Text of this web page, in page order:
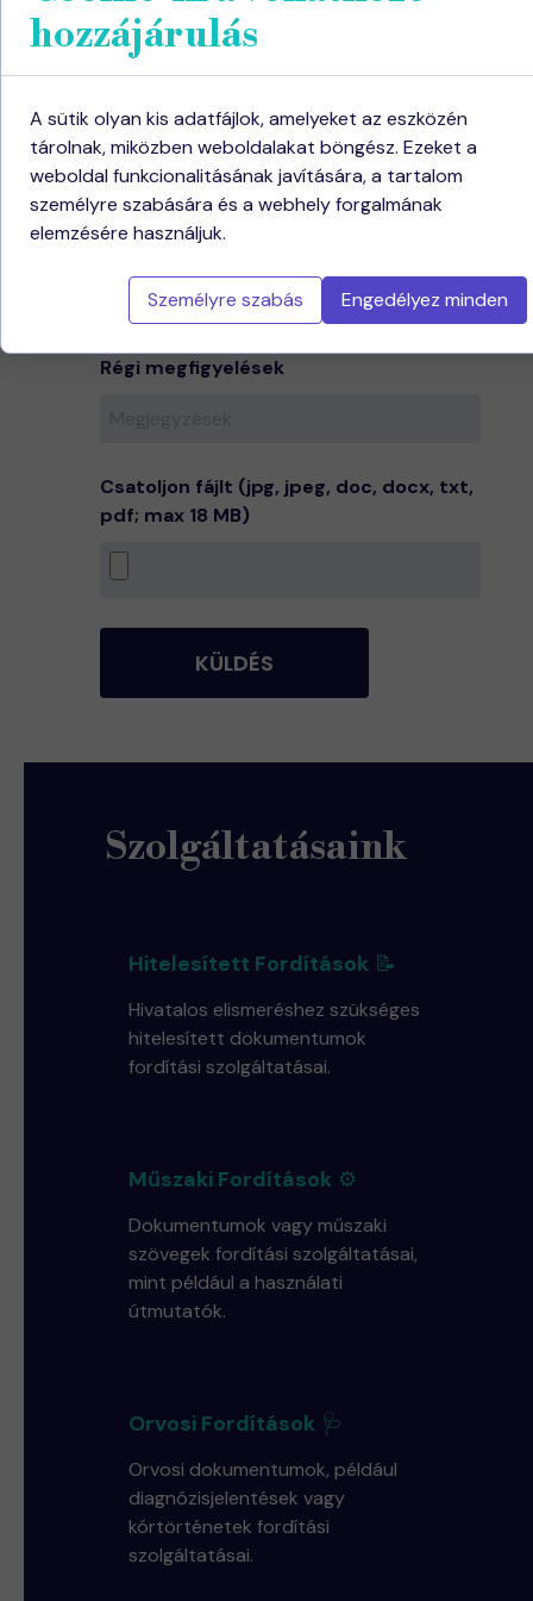
Az e-mail címed:
Fordítás : A következő:
Régi megfigyelések
Csatoljon fájlt (jpg, jpeg, doc, docx, txt,
pdf; max 18 MB)
KÜLDÉS
Szolgáltatásaink
Orvosi Fordítások 🩺
Orvosi dokumentumok, például
diagnózisjelentések vagy
kórtörténetek fordítási
szolgáltatásai.
Műszaki Fordítások ⚙️
Dokumentumok vagy műszaki
szövegek fordítási szolgáltatásai,
mint például a használati
útmutatók.
Hitelesített Fordítások 📝
Hivatalos elismeréshez szükséges
hitelesített dokumentumok
fordítási szolgáltatásai.
hozzájárulás
A sütik olyan kis adatfájlok, amelyeket az eszközén
tárolnak, miközben weboldalakat böngész. Ezeket a
weboldal funkcionalitásának javítására, a tartalom
személyre szabására és a webhely forgalmának
elemzésére használjuk.
Személyre szabás Engedélyez minden